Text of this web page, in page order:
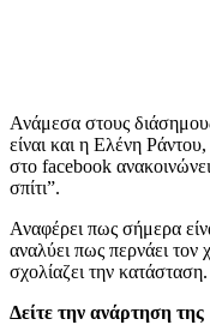
Ανάμεσα στους
είναι και η Ελένη
στο facebook
σπίτι”.
Αναφέρει πως σήμερα
αναλύει πως περνάει τον
σχολίαζει την κατάσταση.
Δείτε την ανάρτηση της